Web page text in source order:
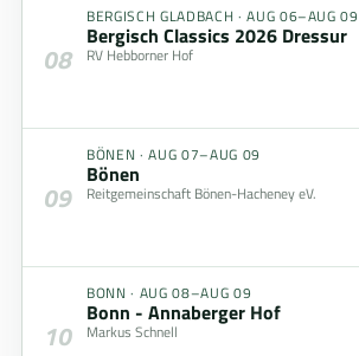
08
BERGISCH GLADBACH ·AUG 06–AUG 09
Bergisch Classics 2026 Dressur
RV Hebborner Hof
09
BÖNEN ·AUG 07–AUG 09
Bönen
Reitgemeinschaft Bönen-Hacheney eV.
10
BONN · AUG 08–AUG 09
Bonn - Annaberger Hof
Markus Schnell